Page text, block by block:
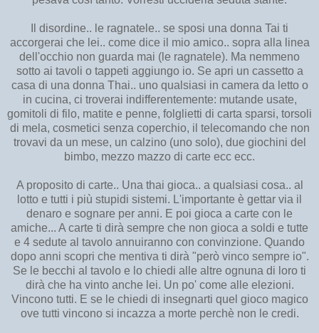
Il disordine.. le ragnatele.. se sposi una donna Tai ti
accorgerai che lei.. come dice il mio amico.. sopra alla linea
dell'occhio non guarda mai (le ragnatele). Ma nemmeno
sotto ai tavoli o tappeti aggiungo io. Se apri un cassetto a
casa di una donna Thai.. uno qualsiasi in camera da letto o
in cucina, ci troverai indifferentemente: mutande usate,
gomitoli di filo, matite e penne, folglietti di carta sparsi, torsoli
di mela, cosmetici senza coperchio, il telecomando che non
trovavi da un mese, un calzino (uno solo), due giochini del
bimbo, mezzo mazzo di carte ecc ecc.
A proposito di carte.. Una thai gioca.. a qualsiasi cosa.. al
lotto e tutti i più stupidi sistemi. L'importante è gettar via il
denaro e sognare per anni. E poi gioca a carte con le
amiche... A carte ti dirà sempre che non gioca a soldi e tutte
e 4 sedute al tavolo annuiranno con convinzione. Quando
dopo anni scopri che mentiva ti dirà "però vinco sempre io".
Se le becchi al tavolo e lo chiedi alle altre ognuna di loro ti
dirà che ha vinto anche lei. Un po' come alle elezioni.
Vincono tutti. E se le chiedi di insegnarti quel gioco magico
ove tutti vincono si incazza a morte perchè non le credi.